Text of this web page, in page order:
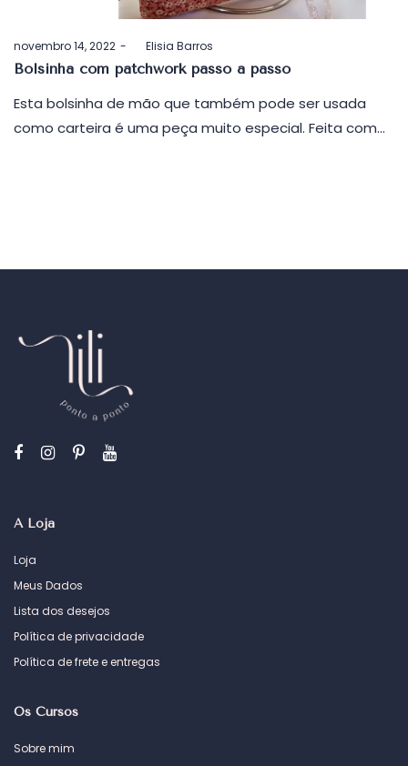
Postado
em
novembro 14, 2022 byElisia Barros
Bolsinha com patchwork passo a passo
Esta bolsinha de mão que também pode ser usada
como carteira é uma peça muito especial. Feita com…
A Loja
Loja
Meus Dados
Lista dos desejos
Política de privacidade
Política de frete e entregas
Os Cursos
Sobre mim